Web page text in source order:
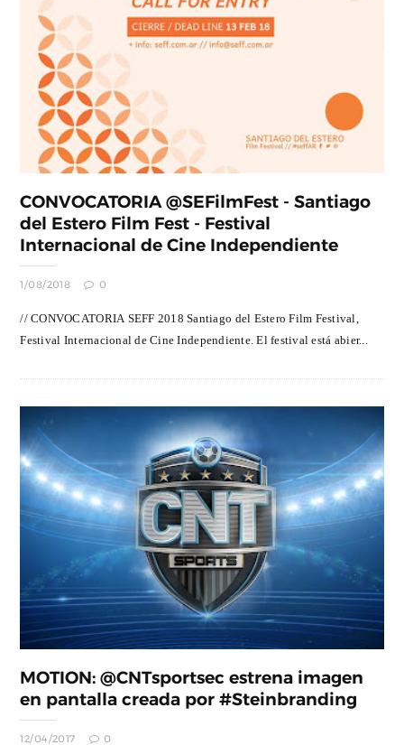
CONVOCATORIA @SEFilmFest - Santiago
del Estero Film Fest - Festival
Internacional de Cine Independiente
1/08/2018 0
// CONVOCATORIA SEFF 2018 Santiago del Estero Film Festival,
Festival Internacional de Cine Independiente. El festival está abier...
MOTION: @CNTsportsec estrena imagen
en pantalla creada por #Steinbranding
12/04/2017 0